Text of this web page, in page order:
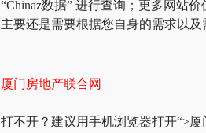
“Chinaz数据” 进行查询；更多网站
主要还是需要根据您自身的需求以
厦门房地产联合网
打不开？建议用手机浏览器打开“>